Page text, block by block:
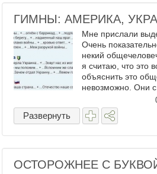
ГИМНЫ: АМЕРИКА,
Мне прислали
Очень
некий
я считаю, что это
объяснить это
невозможно. Они
себя в грудь,
гордости за свою
Развернуть
ОСТОРОЖНЕЕ С